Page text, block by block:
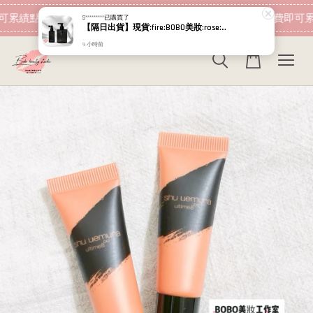
績點數 下筆消費即可折抵 加入會員 消費即可
S*********已購買了
【隔日出貨】現貨:fire:BOBO美妝:rose:專櫃貨 RELOVE 黑泌肽豐盈洗髮精450ml 黑泌肽養髮液 100ml 12%
9 小時前